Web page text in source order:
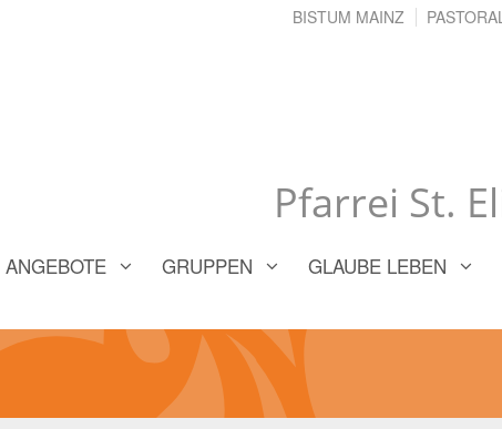
Pfarrei St.
BISTUM MAINZ
ANGEBOTE GRUPPEN GLAUBE LEBEN